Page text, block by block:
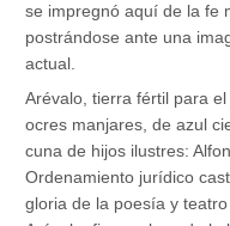
se impregnó aquí de la fe
postrándose ante una
actual.
Arévalo, tierra fértil para
ocres manjares, de azul
cuna de hijos ilustres:
Ordenamiento jurídico
gloria de la poesía y